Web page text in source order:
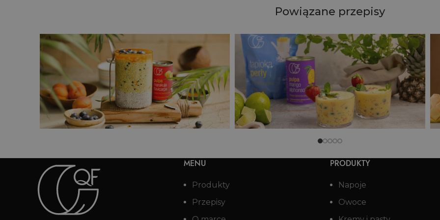
Powiązane przepisy
MENU
Produkty
Przepisy
PRODUKTY
Napoje
Owoce